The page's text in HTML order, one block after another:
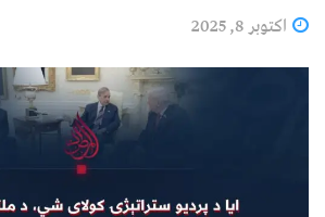
اکتوبر 8, 2025